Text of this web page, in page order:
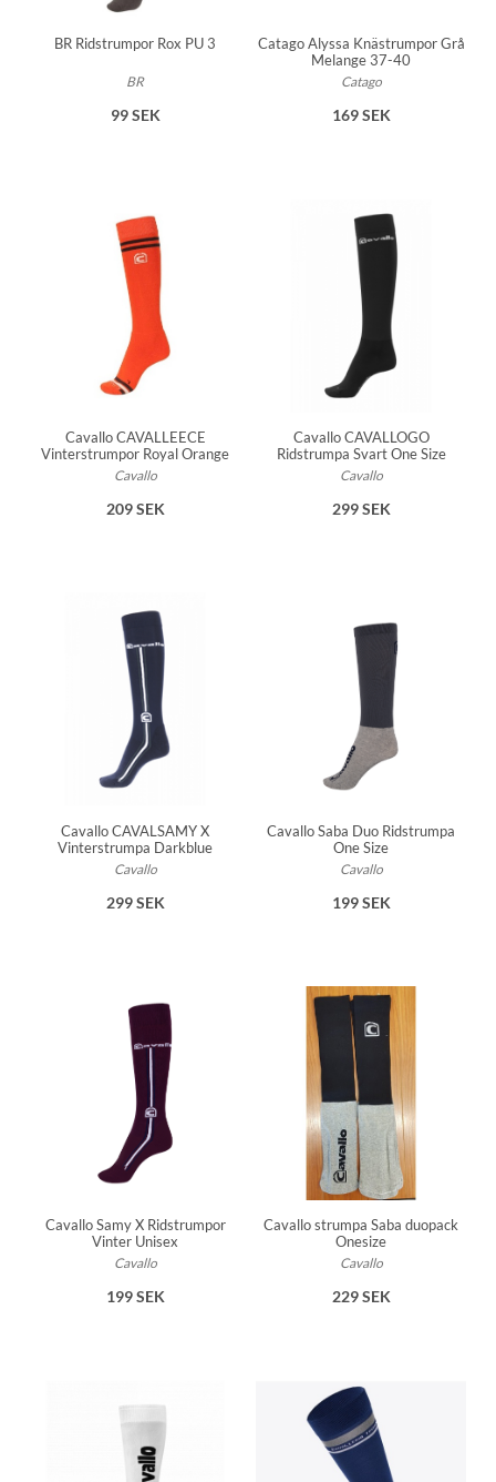
BR Ridstrumpor Rox PU 3
BR
99 SEK
Catago Alyssa Knästrumpor Grå
Melange 37-40
Catago
169 SEK
Cavallo CAVALLEECE
Vinterstrumpor Royal Orange
Cavallo
209 SEK
Cavallo CAVALLOGO
Ridstrumpa Svart One Size
Cavallo
299 SEK
Cavallo CAVALSAMY X
Vinterstrumpa Darkblue
Cavallo
299 SEK
Cavallo Saba Duo Ridstrumpa
One Size
Cavallo
199 SEK
Cavallo Samy X Ridstrumpor
Vinter Unisex
Cavallo
199 SEK
Cavallo strumpa Saba duopack
Onesize
Cavallo
229 SEK